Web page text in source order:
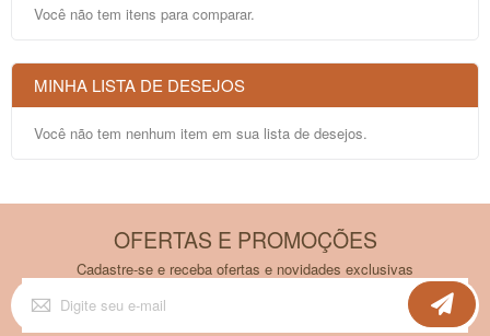
Você não tem itens para comparar.
MINHA LISTA DE DESEJOS
Você não tem nenhum item em sua lista de desejos.
OFERTAS E PROMOÇÕES
Cadastre-se e receba ofertas e novidades exclusivas
Inscreva-
se
na